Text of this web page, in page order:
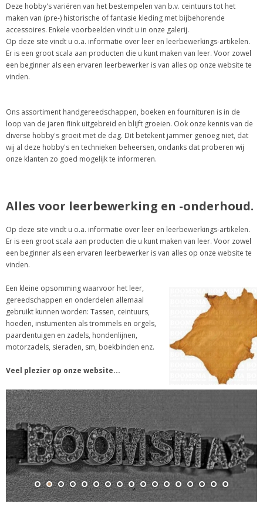
Deze hobby's variëren van het bestempelen van b.v. ceintuurs tot het
maken van (pre-) historische of fantasie kleding met bijbehorende
accessoires. Enkele voorbeelden vindt u in onze galerij.
Op deze site vindt u o.a. informatie over leer en leerbewerkings-artikelen.
Er is een groot scala aan producten die u kunt maken van leer. Voor zowel
een beginner als een ervaren leerbewerker is van alles op onze website te
vinden.
Ons assortiment handgereedschappen, boeken en fournituren is in de
loop van de jaren flink uitgebreid en blijft groeien. Ook onze kennis van de
diverse hobby's groeit met de dag. Dit betekent jammer genoeg niet, dat
wij al deze hobby's en technieken beheersen, ondanks dat proberen wij
onze klanten zo goed mogelijk te informeren.
Alles voor leerbewerking en -onderhoud.
Op deze site vindt u o.a. informatie over leer en leerbewerkings-artikelen.
Er is een groot scala aan producten die u kunt maken van leer. Voor zowel
een beginner als een ervaren leerbewerker is van alles op onze website te
vinden.
Een kleine opsomming waarvoor het leer,
gereedschappen en onderdelen allemaal
gebruikt kunnen worden: Tassen, ceintuurs,
hoeden, instumenten als trommels en orgels,
paardentuigen en zadels, hondenlijnen,
motorzadels, sieraden, sm, boekbinden enz.
Veel plezier op onze website...